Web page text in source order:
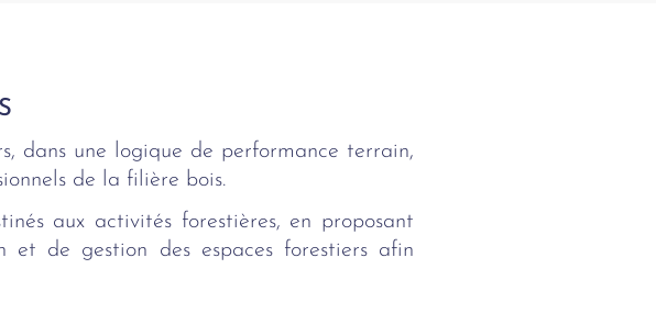
dans une logique de performance terrain,
de la filière bois.
aux activités forestières, en proposant
et de gestion des espaces forestiers afin